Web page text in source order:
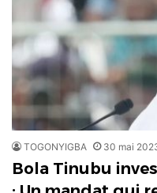
TOGONYIGBA 30 mai
Bola Tinubu